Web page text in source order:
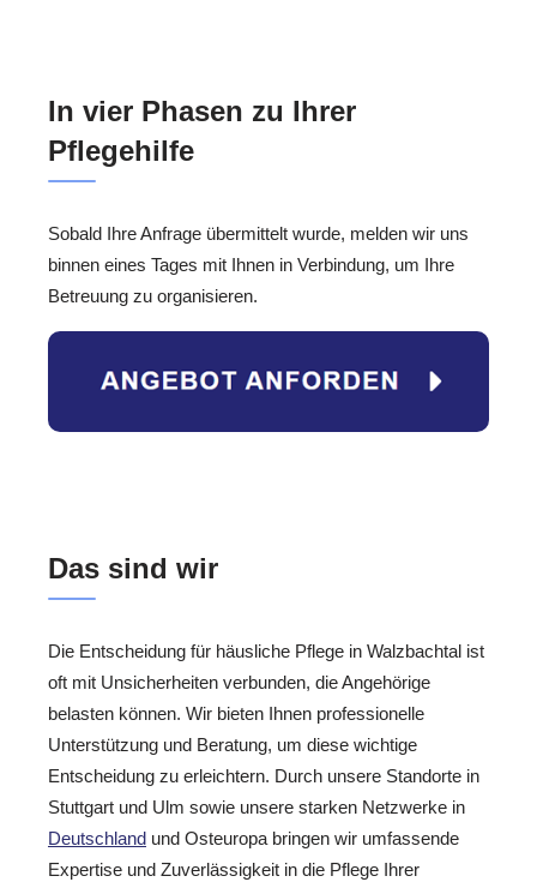
In vier Phasen zu Ihrer
Pflegehilfe
Sobald Ihre Anfrage übermittelt wurde, melden wir uns
binnen eines Tages mit Ihnen in Verbindung, um Ihre
Betreuung zu organisieren.
Das sind wir
Die Entscheidung für häusliche Pflege in Walzbachtal ist
oft mit Unsicherheiten verbunden, die Angehörige
belasten können. Wir bieten Ihnen professionelle
Unterstützung und Beratung, um diese wichtige
Entscheidung zu erleichtern. Durch unsere Standorte in
Stuttgart und Ulm sowie unsere starken Netzwerke in
Deutschland und Osteuropa bringen wir umfassende
Expertise und Zuverlässigkeit in die Pflege Ihrer